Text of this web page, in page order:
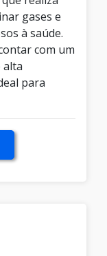
gases e
à saúde.
com um
alta
para